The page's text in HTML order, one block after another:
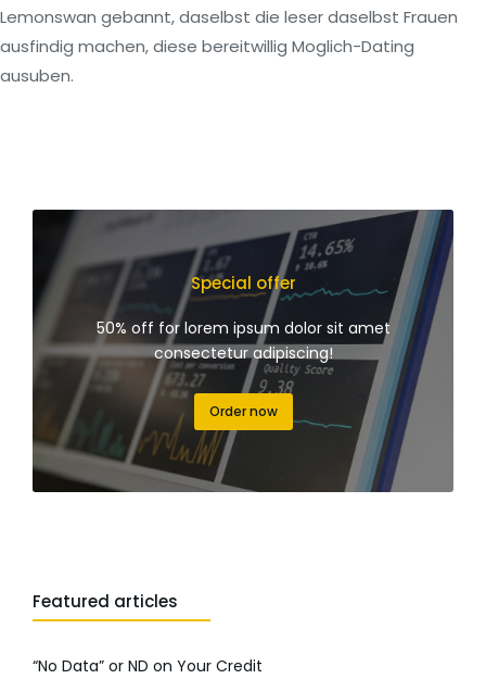
Lemonswan gebannt, daselbst die leser daselbst Frauen
ausfindig machen, diese bereitwillig Moglich-Dating
ausuben.
Special offer
50% off for lorem ipsum dolor sit amet
consectetur adipiscing!
Order now
Featured articles
“No Data” or ND on Your Credit